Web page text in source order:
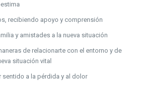
recibiendo apoyo y comprensión
y amistades a la nueva situación
de relacionarte con el entorno y de
situación vital
sentido a la pérdida y al dolor